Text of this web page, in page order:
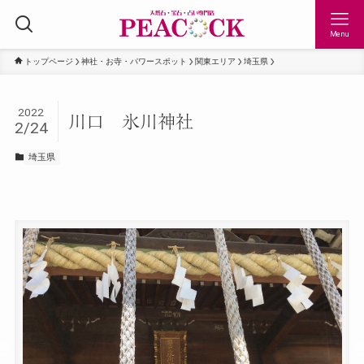
Menu
トップページ 神社・お寺・パワースポット 関東エリア 埼玉県
川口 氷川神社
2022
2/24
埼玉県